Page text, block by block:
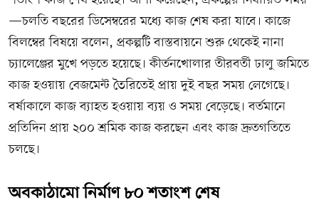
—চলতি বছরের ডিসেম্বরের মধ্যে কাজ শেষ করা যাবে। কাজে
বিলম্বের বিষয়ে বলেন, প্রকল্পটি বাস্তবায়নে শুরু থেকেই নানা
চ্যালেঞ্জের মুখে পড়তে হয়েছে। কীর্তনখোলার তীরবর্তী ঢালু জমিতে
কাজ হওয়ায় বেজমেন্ট তৈরিতেই প্রায় দুই বছর সময় লেগেছে।
বর্ষাকালে কাজ ব্যাহত হওয়ায় ব্যয় ও সময় বেড়েছে। বর্তমানে
প্রতিদিন প্রায় ২০০ শ্রমিক কাজ করছেন এবং কাজ দ্রুতগতিতে
চলছে।
অবকাঠামো নির্মাণ ৮০ শতাংশ শেষ